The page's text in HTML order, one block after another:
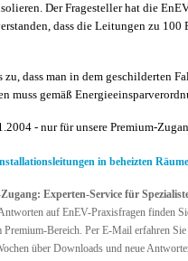
Der Fragesteller hat die
dass die Leitungen zu 100
zu, dass man in dem geschilderten
muss gemäß
- nur für unsere Premium-
in beheizten
Experten-Service für
auf EnEV-Praxisfragen finden
Premium-Bereich. Per E-Mail erfahren Sie
über Downloads und neue